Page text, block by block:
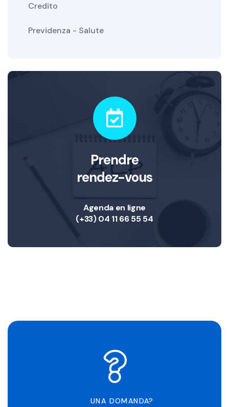
Credito
Previdenza - Salute
Prendre
rendez-vous
Agenda en ligne
(+33) 04 11 66 55 54
UNA DOMANDA?